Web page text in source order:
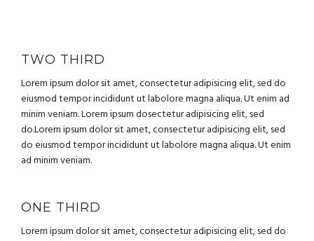
TWO THIRD
Lorem ipsum dolor sit amet, consectetur adipisicing elit, sed do
eiusmod tempor incididunt ut labolore magna aliqua. Ut enim ad
minim veniam. Lorem ipsum dosectetur adipisicing elit, sed
do.Lorem ipsum dolor sit amet, consectetur adipisicing elit, sed
do eiusmod tempor incididunt ut labolore magna aliqua. Ut enim
ad minim veniam.
ONE THIRD
Lorem ipsum dolor sit amet, consectetur adipisicing elit, sed do